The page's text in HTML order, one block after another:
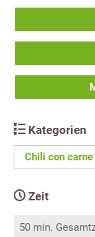
Kategorien
Chili con
Zeit
50 min.